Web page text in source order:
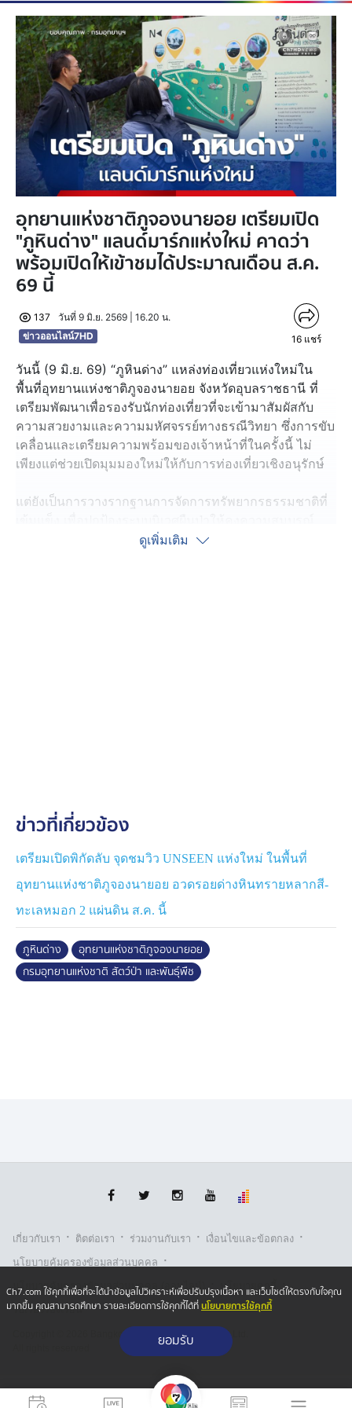
อุทยานแห่งชาติภูจองนายอย เตรียมเปิด
"ภูหินด่าง" แลนด์มาร์กแห่งใหม่ คาดว่า
พร้อมเปิดให้เข้าชมได้ประมาณเดือน ส.ค.
69 นี้
137
วันที่ 9 มิ.ย. 2569 | 16.20 น.
ข่าวออนไลน์7HD
16 แชร์
วันนี้ (9 มิ.ย. 69) “ภูหินด่าง” แหล่งท่องเที่ยวแห่งใหม่ใน
พื้นที่อุทยานแห่งชาติภูจองนายอย จังหวัดอุบลราชธานี ที่
เตรียมพัฒนาเพื่อรองรับนักท่องเที่ยวที่จะเข้ามาสัมผัสกับ
ความสวยงามและความมหัศจรรย์ทางธรณีวิทยา ซึ่งการขับ
เคลื่อนและเตรียมความพร้อมของเจ้าหน้าที่ในครั้งนี้ ไม่
เพียงแต่ช่วยเปิดมุมมองใหม่ให้กับการท่องเที่ยวเชิงอนุรักษ์
แต่ยังเป็นการวางรากฐานการจัดการทรัพยากรธรรมชาติที่
เอกลักษณ์โดดเด่นจากลักษณะทางธรณีวิทยาภูเขาหินทราย
ผนังหินใต้เพิงผา
ทั้งยังเป็นจุดชมพระอาทิตย์ขึ้นและทะเลหมอกในฤดูหนาวที่
สามารถมองเห็นทิวทัศน์ของสาธารณรัฐประชาธิปไตย
เป้าหมายสำคัญในการส่งเสริมมรดกทางธรรมชาติ ควบคู่
ไปกับการสร้างจิตสำนึกท่องเที่ยวอย่างมีความรับผิดชอบ
ดูเพิ่มเติม
ข่าวที่เกี่ยวข้อง
เตรียมเปิดพิกัดลับ จุดชมวิว UNSEEN แห่งใหม่ ในพื้นที่
อุทยานแห่งชาติภูจองนายอย อวดรอยด่างหินทรายหลากสี-
ทะเลหมอก 2 แผ่นดิน ส.ค. นี้
ภูหินด่าง
อุทยานแห่งชาติภูจองนายอย
กรมอุทยานแห่งชาติ สัตว์ป่า และพันธุ์พืช
เกี่ยวกับเรา · ติตต่อเรา · ร่วมงานกับเรา · เงื่อนไขและข้อตกลง ·
นโยบายคุ้มครองข้อมูลส่วนบุคคล ·
นโยบายคุ้มครองข้อมูลส่วนบุคคล (ออนไลน์) · นโยบายคุกกี้ ·
รับเรื่องร้องเรียน
Copyright © 2026 Bangkok Broadcasting & T.V. Co.,Ltd.
Ch7.com ใช้คุกกี้เพื่อที่จะได้นำข้อมูลไปวิเคราะห์เพื่อปรับปรุงเนื้อหา และเว็บไซต์ให้ตรงกับใจคุณ
มากขึ้น คุณสามารถศึกษา รายละเอียดการใช้คุกกี้ได้ที่นโยบายการใช้คุกกี้
ยอมรับ